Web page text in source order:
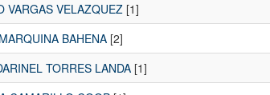
VARGAS VELAZQUEZ [1]
BAHENA [2]
TORRES LANDA [1]